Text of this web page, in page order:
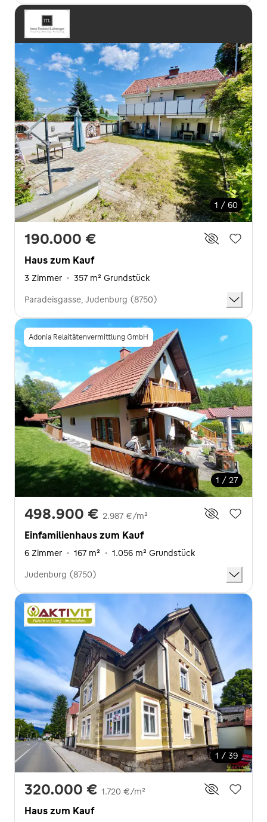
1 / 60
190.000 €
Haus zum Kauf
3 Zimmer · 357 m² Grundstück
Paradeisgasse, Judenburg (8750)
Adonia Relaitätenvermittlung GmbH
1 / 27
498.900 € 2.987 €/m²
Einfamilienhaus zum Kauf
6 Zimmer · 167 m² · 1.056 m² Grundstück
Judenburg (8750)
1 / 39
320.000 € 1.720 €/m²
Haus zum Kauf